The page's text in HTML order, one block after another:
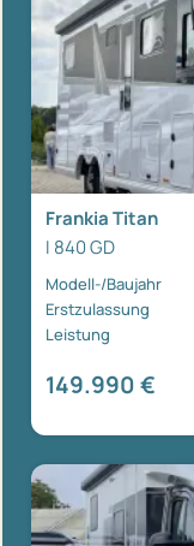
Frankia Titan
I 840 GD
Modell-/Baujahr
Erstzulassung
Leistung
149.990 €